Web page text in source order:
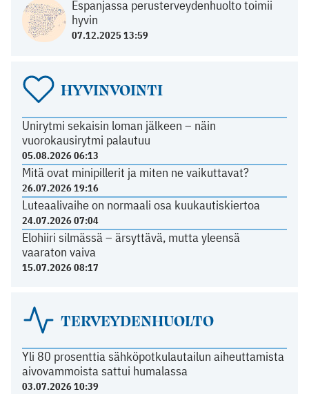
Espanjassa perusterveydenhuolto toimii
hyvin
07.12.2025 13:59
HYVINVOINTI
Unirytmi sekaisin loman jälkeen – näin
vuorokausirytmi palautuu
05.08.2026 06:13
Mitä ovat minipillerit ja miten ne vaikuttavat?
26.07.2026 19:16
Luteaalivaihe on normaali osa kuukautiskiertoa
24.07.2026 07:04
Elohiiri silmässä – ärsyttävä, mutta yleensä
vaaraton vaiva
15.07.2026 08:17
TERVEYDENHUOLTO
Yli 80 prosenttia sähköpotkulautailun aiheuttamista
aivovammoista sattui humalassa
03.07.2026 10:39